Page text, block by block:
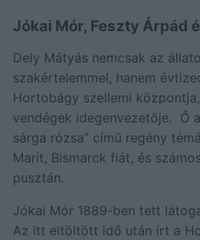
Jókai Mór, Feszty Árpád
Dely Mátyás nemcsak az
szakértelemmel, hanem
Hortobágy szellemi
vendégek idegenvezetője. Ő
sárga rózsa” című regény
Marit, Bismarck fiát, és
pusztán.
Jókai Mór 1889-ben tett
Az itt eltöltött idő után írt a